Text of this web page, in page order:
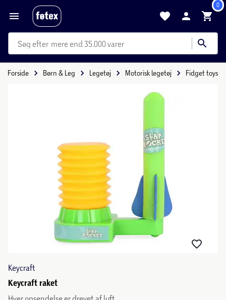
0
mere end 35.000 varer
Forside Børn & Leg Legetøj Motorisk legetøj Fidget toys
Keycraft
Keycraft raket